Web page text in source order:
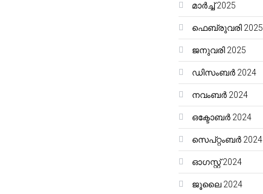
മാർച്ച്‌ 2025
ഫെബ്രുവരി 2025
ജനുവരി 2025
ഡിസംബർ 2024
നവംബർ 2024
ഒക്ടോബർ 2024
സെപ്റ്റംബർ 2024
ഓഗസ്റ്റ്‌ 2024
ജൂലൈ 2024